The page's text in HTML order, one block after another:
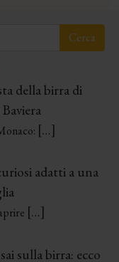
della birra di
[…]
adatti a una
[…]
sulla birra: ecco